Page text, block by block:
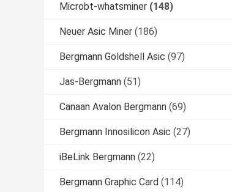
Microbt-whatsminer (148)
Neuer Asic Miner (186)
Bergmann Goldshell Asic (97)
Jas-Bergmann (51)
Canaan Avalon Bergmann (69)
Bergmann Innosilicon Asic (27)
iBeLink Bergmann (22)
Bergmann Graphic Card (114)